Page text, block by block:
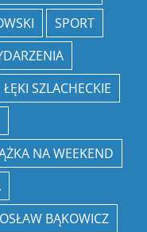
SPORT
ŁĘKI SZLACHECKIE
NA WEEKEND
BĄKOWICZ